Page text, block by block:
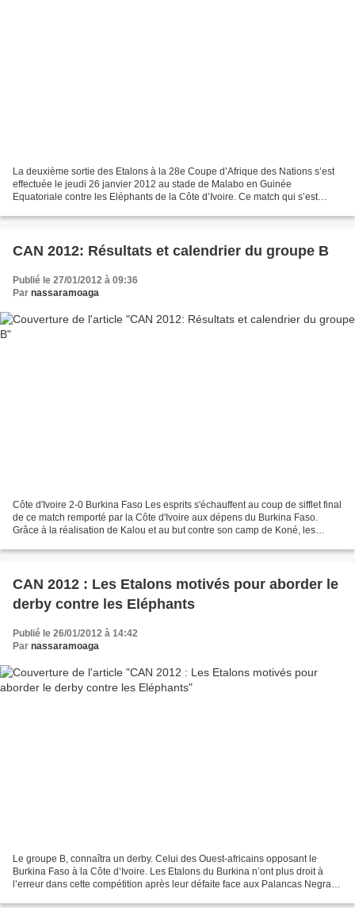
La deuxième sortie des Etalons à la 28e Coupe d’Afrique des Nations s’est
effectuée le jeudi 26 janvier 2012 au stade de Malabo en Guinée
Equatoriale contre les Eléphants de la Côte d’Ivoire. Ce match qui s’est
CAN 2012: Résultats et calendrier du groupe B
Publié le 27/01/2012 à 09:36
Par nassaramoaga
Côte d'Ivoire 2-0 Burkina Faso Les esprits s'échauffent au coup de sifflet final
de ce match remporté par la Côte d'Ivoire aux dépens du Burkina Faso.
Grâce à la réalisation de Kalou et au but contre son camp de Koné, les
CAN 2012 : Les Etalons motivés pour aborder le
derby contre les Eléphants
Publié le 26/01/2012 à 14:42
Par nassaramoaga
Le groupe B, connaîtra un derby. Celui des Ouest-africains opposant le
Burkina Faso à la Côte d’Ivoire. Les Etalons du Burkina n’ont plus droit à
l’erreur dans cette compétition après leur défaite face aux Palancas Negras